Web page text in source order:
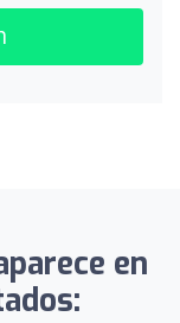
en